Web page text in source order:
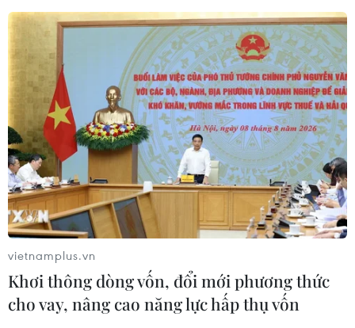
Dự trữ khí đốt châu Âu xuống thấp
nhất 5 năm
10/08/2026 13:37
Agribank dành gói tín dụng ưu đãi
70.000 tỷ đồng cho động lực tăng
trưởng
10/08/2026 12:59
lục tháng thứ hai liên tiếp
10/08/2026 12:49
vietnamplus.vn
Khơi thông dòng vốn, đổi mới phương thức
cho vay, nâng cao năng lực hấp thụ vốn